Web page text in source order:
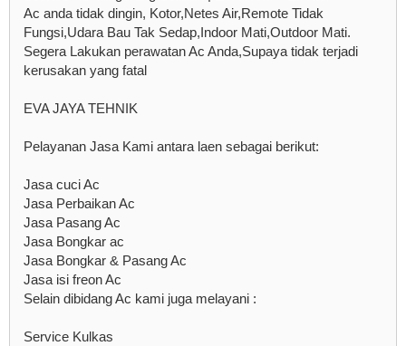
Ac anda tidak dingin, Kotor,Netes Air,Remote Tidak
Fungsi,Udara Bau Tak Sedap,Indoor Mati,Outdoor Mati.
Segera Lakukan perawatan Ac Anda,Supaya tidak terjadi
kerusakan yang fatal
EVA JAYA TEHNIK
Pelayanan Jasa Kami antara laen sebagai berikut:
Jasa cuci Ac
Jasa Perbaikan Ac
Jasa Pasang Ac
Jasa Bongkar ac
Jasa Bongkar & Pasang Ac
Jasa isi freon Ac
Selain dibidang Ac kami juga melayani :
Service Kulkas